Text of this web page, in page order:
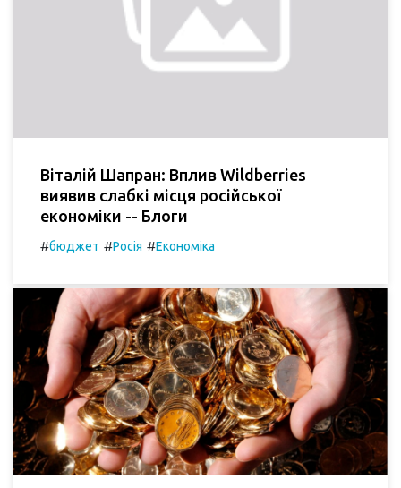
Віталій Шапран: Вплив Wildberries
виявив слабкі місця російської
економіки -- Блоги
#бюджет #Росія #Економіка